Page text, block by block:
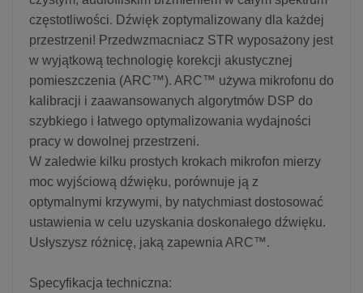
częstotliwości. Dźwięk zoptymalizowany dla każdej
przestrzeni! Przedwzmacniacz STR wyposażony jest
w wyjątkową technologię korekcji akustycznej
pomieszczenia (ARC™). ARC™ używa mikrofonu do
kalibracji i zaawansowanych algorytmów DSP do
szybkiego i łatwego optymalizowania wydajności
pracy w dowolnej przestrzeni.
W zaledwie kilku prostych krokach mikrofon mierzy
moc wyjściową dźwięku, porównuje ją z
optymalnymi krzywymi, by natychmiast dostosować
ustawienia w celu uzyskania doskonałego dźwięku.
Usłyszysz różnicę, jaką zapewnia ARC™.
Specyfikacja techniczna: